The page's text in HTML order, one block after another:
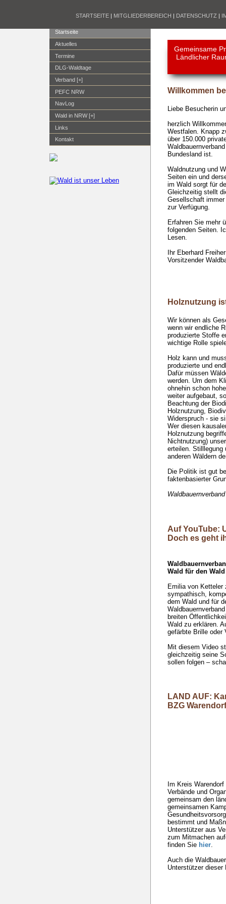
STARTSEITE | MITGLIEDERBEREICH | DATENSCHUTZ |
Startseite
Aktuelles
Termine
DLG-Waldtage
Verband [+]
PEFC NRW
NavLog
Wald in NRW [+]
Links
Kontakt
Gemeinsame
Ländlicher
Willkommen
Liebe Besucherin
herzlich
Westfalen. Knapp
über 150.000
Bundesland ist.
Waldnutzung und
Seiten ein und
im Wald sorgt für
Gleichzeitig stellt
Gesellschaft
zur Verfügung.
Erfahren Sie mehr
folgenden Seiten.
Lesen.
Ihr Eberhard
Vorsitzender
Holznutzung
Wir können als
wenn wir endliche
produzierte Stoffe
wichtige Rolle
Holz kann und
produzierte und
Dafür müssen
werden. Um dem
ohnehin schon
weiter aufgebaut,
Beachtung der
Holznutzung,
Widerspruch - sie
Wer diesen
Holznutzung
Nichtnutzung)
erteilen. Stilllegung
anderen Wäldern
Die Politik ist gut
faktenbasierter
Auf YouTube:
Doch es geht
Wald für den Wald
Emilia von
sympathisch,
dem Wald und für
breiten
Wald zu erklären.
gefärbte Brille oder
Mit diesem Video
gleichzeitig seine
sollen folgen –
LAND AUF:
BZG
Im Kreis
Verbände und
gemeinsam den
gemeinsamen
bestimmt und
Unterstützer aus
zum Mitmachen
finden Sie hier.
Auch die
Unterstützer dieser